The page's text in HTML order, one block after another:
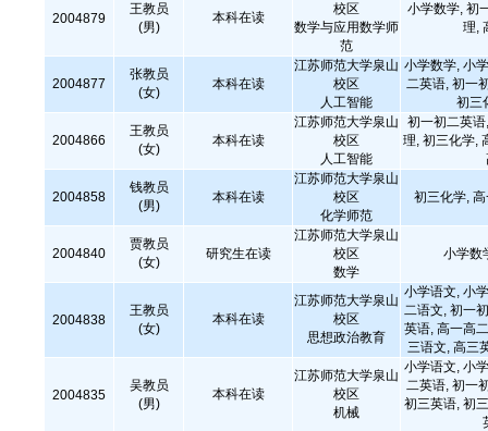
2004879
王教员
(男)
本科在读
校区
数学与应用数学师
范
小学数学, 初
理,
2004877
张教员
(女)
本科在读
江苏师范大学泉山
校区
人工智能
小学数学, 小
二英语, 初一
初三
2004866
王教员
(女)
本科在读
江苏师范大学泉山
校区
人工智能
初一初二英
理, 初三化学,
2004858
钱教员
(男)
本科在读
江苏师范大学泉山
校区
化学师范
初三化学,
2004840
贾教员
(女)
研究生在读
江苏师范大学泉山
校区
数学
小学数
2004838
王教员
(女)
本科在读
江苏师范大学泉山
校区
思想政治教育
小学语文, 小
二语文, 初一
英语, 高一高
三语文, 高三
2004835
吴教员
(男)
本科在读
江苏师范大学泉山
校区
机械
小学语文, 小
二英语, 初一
初三英语, 初